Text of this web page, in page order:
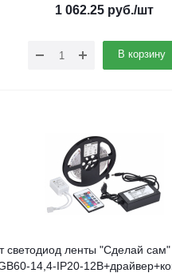
1 062.25 руб./шт
В корзину
светодиод ленты "Сделай
14,4-IP20-